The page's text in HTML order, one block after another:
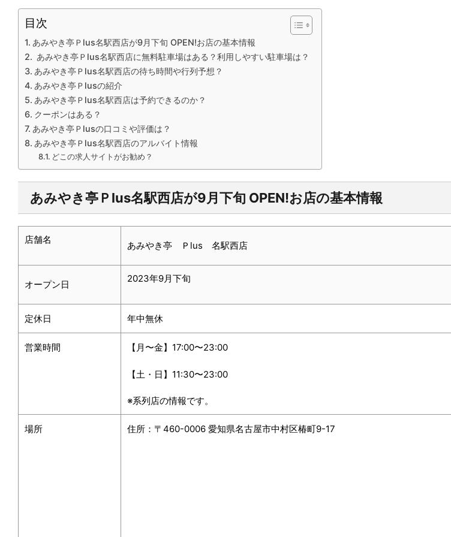
目次
あみやき亭Ｐlus名駅西店が9月下旬 OPEN!お店の基本情報
あみやき亭Ｐlus名駅西店に無料駐車場はある？利用しやすい駐車場は？
あみやき亭Ｐlus名駅西店の待ち時間や行列予想？
あみやき亭Ｐlusの紹介
あみやき亭Ｐlus名駅西店は予約できるのか？
クーポンはある？
あみやき亭Ｐlusの口コミや評価は？
あみやき亭Ｐlus名駅西店のアルバイト情報
どこの求人サイトがお勧め？
あみやき亭Ｐlus名駅西店が9月下旬 OPEN!お店の基本情報
店舗名
あみやき亭 Ｐlus 名駅西店
オープン日
2023年9月下旬
定休日 年中無休
営業時間 【月〜金】17:00〜23:00
【土・日】11:30〜23:00
※系列店の情報です。
場所 住所：〒460-0006 愛知県名古屋市中村区椿町9-17